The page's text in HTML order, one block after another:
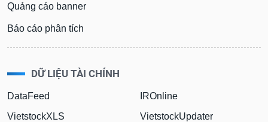
Quảng cáo banner
Báo cáo phân tích
DỮ LIỆU TÀI CHÍNH
DataFeed
VietstockXLS
IROnline
VietstockUpdater